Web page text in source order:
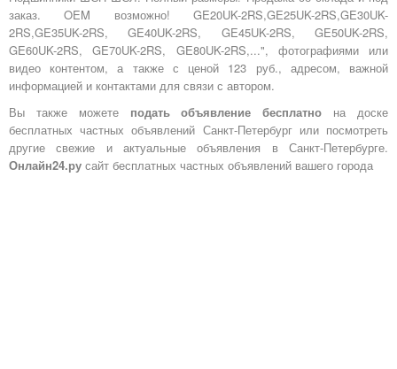
заказ. OEM возможно! GE20UK-2RS,GE25UK-2RS,GE30UK-
2RS,GE35UK-2RS, GE40UK-2RS, GE45UK-2RS, GE50UK-2RS,
GE60UK-2RS, GE70UK-2RS, GE80UK-2RS,...", фотографиями или
видео контентом, а также с ценой 123 руб., адресом, важной
информацией и контактами для связи с автором.
Вы также можете подать объявление бесплатно на доске
бесплатных частных объявлений Санкт-Петербург или посмотреть
другие свежие и актуальные объявления в Санкт-Петербурге.
Онлайн24.ру сайт бесплатных частных объявлений вашего города